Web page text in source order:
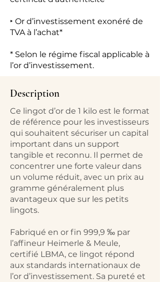
‣ Or d’investissement exonéré de
TVA à l’achat*
* Selon le régime fiscal applicable à
l’or d’investissement.
Description
Ce lingot d’or de 1 kilo est le format
de référence pour les investisseurs
qui souhaitent sécuriser un capital
important dans un support
tangible et reconnu. Il permet de
concentrer une forte valeur dans
un volume réduit, avec un prix au
gramme généralement plus
avantageux que sur les petits
lingots.​
Fabriqué en or fin 999,9 ‰ par
l’affineur Heimerle & Meule,
certifié LBMA, ce lingot répond
aux standards internationaux de
l’or d’investissement. Sa pureté et